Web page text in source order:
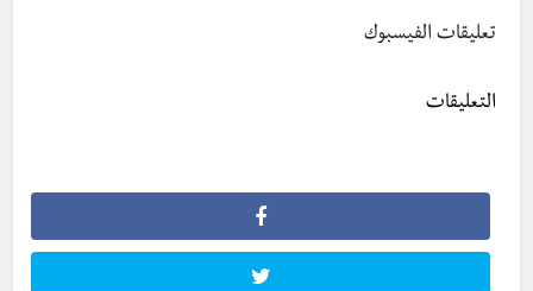
تعليقات الفيسبوك
التعليقات